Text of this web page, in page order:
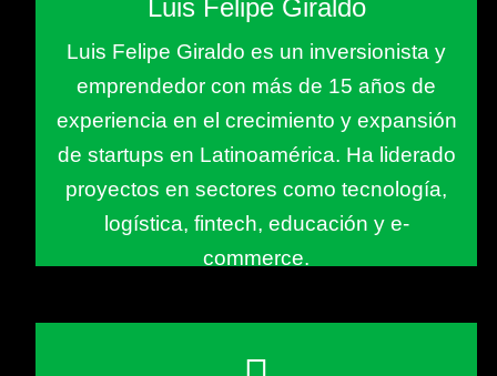
Luis Felipe Giraldo
Luis Felipe Giraldo es un inversionista y
emprendedor con más de 15 años de
experiencia en el crecimiento y expansión
de startups en Latinoamérica. Ha liderado
proyectos en sectores como tecnología,
logística, fintech, educación y e-
commerce.